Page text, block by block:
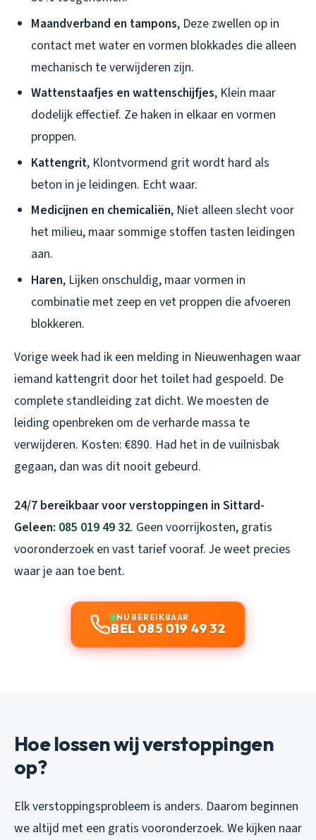
Maandverband en tampons, Deze zwellen op in
contact met water en vormen blokkades die alleen
mechanisch te verwijderen zijn.
Wattenstaafjes en wattenschijfjes, Klein maar
dodelijk effectief. Ze haken in elkaar en vormen
proppen.
Kattengrit, Klontvormend grit wordt hard als
beton in je leidingen. Echt waar.
Medicijnen en chemicaliën, Niet alleen slecht voor
het milieu, maar sommige stoffen tasten leidingen
aan.
Haren, Lijken onschuldig, maar vormen in
combinatie met zeep en vet proppen die afvoeren
blokkeren.
Vorige week had ik een melding in Nieuwenhagen waar
iemand kattengrit door het toilet had gespoeld. De
complete standleiding zat dicht. We moesten de
leiding openbreken om de verharde massa te
verwijderen. Kosten: €890. Had het in de vuilnisbak
gegaan, dan was dit nooit gebeurd.
24/7 bereikbaar voor verstoppingen in Sittard-
Geleen: 085 019 49 32. Geen voorrijkosten, gratis
vooronderzoek en vast tarief vooraf. Je weet precies
waar je aan toe bent.
NU BEREIKBAAR
BEL 085 019 49 32
Hoe lossen wij verstoppingen
op?
Elk verstoppingsprobleem is anders. Daarom beginnen
we altijd met een gratis vooronderzoek. We kijken naar